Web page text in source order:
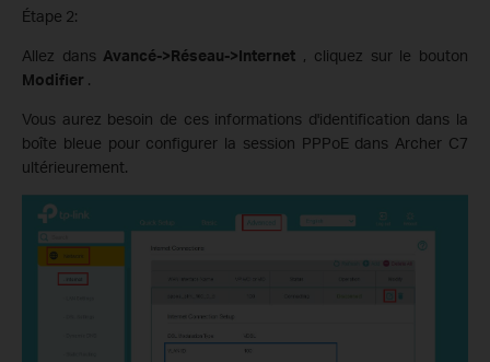
Étape 2:
Allez dans Avancé->Réseau->Internet , cliquez sur le bouton
Modifier .
Vous aurez besoin de ces informations d'identification dans la
boîte bleue pour configurer la session PPPoE dans Archer C7
ultérieurement.